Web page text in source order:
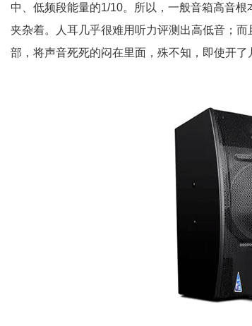
中、低频段能量的1/10。所以，一般音箱高音
夹杂着。人耳几乎很难用听力评测出高低音；
部，将声音死死的闷在里面，殊不知，即使开了